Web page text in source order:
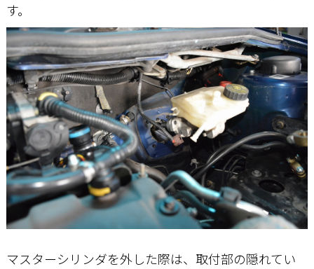
す。
マスターシリンダを外した際は、取付部の隠れてい